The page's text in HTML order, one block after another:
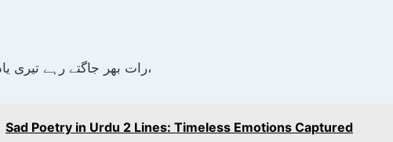
رات بھر جاگتے رہے تیری یادوں کے ساتھ،
Sad Poetry in Urdu 2 Lines: Timeless Emotions Captured